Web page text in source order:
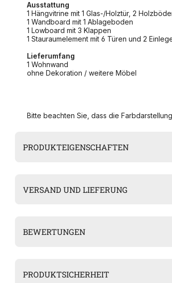
Ausstattung
1 Hängvitrine mit 1 Glas-/Holztür, 2
1 Wandboard mit 1 Ablageboden
1 Lowboard mit 3 Klappen
1 Stauraumelement mit 6 Türen und 2
Lieferumfang
1 Wohnwand
ohne Dekoration / weitere Möbel
Bitte beachten Sie, dass die
PRODUKTEIGENSCHAFTEN
VERSAND UND LIEFERUNG
BEWERTUNGEN
PRODUKTSICHERHEIT